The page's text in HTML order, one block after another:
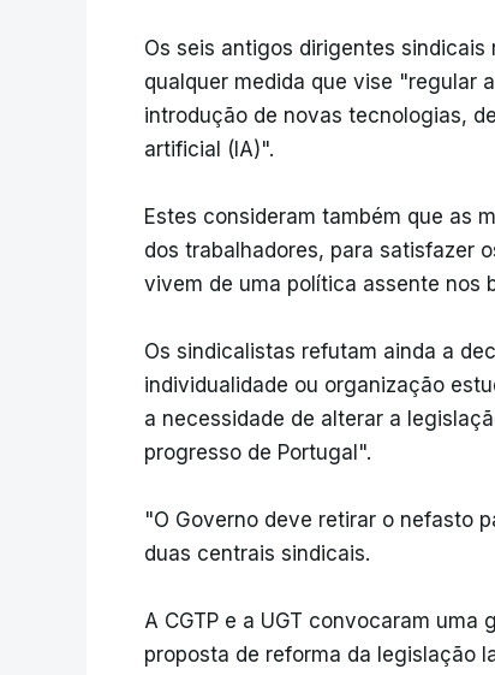
Os seis antigos dirigentes
qualquer medida que vise "regular
introdução de novas tecnologias,
artificial (IA)".
Estes consideram também que as
dos trabalhadores, para satisfazer
vivem de uma política assente nos
Os sindicalistas refutam ainda a
individualidade ou organização
a necessidade de alterar a
progresso de Portugal".
"O Governo deve retirar o nefasto
duas centrais sindicais.
A CGTP e a UGT convocaram uma
proposta de reforma da legislação